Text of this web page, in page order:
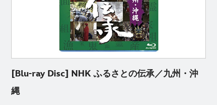
[Blu-ray Disc] NHK ふるさとの伝承／九州・沖
縄